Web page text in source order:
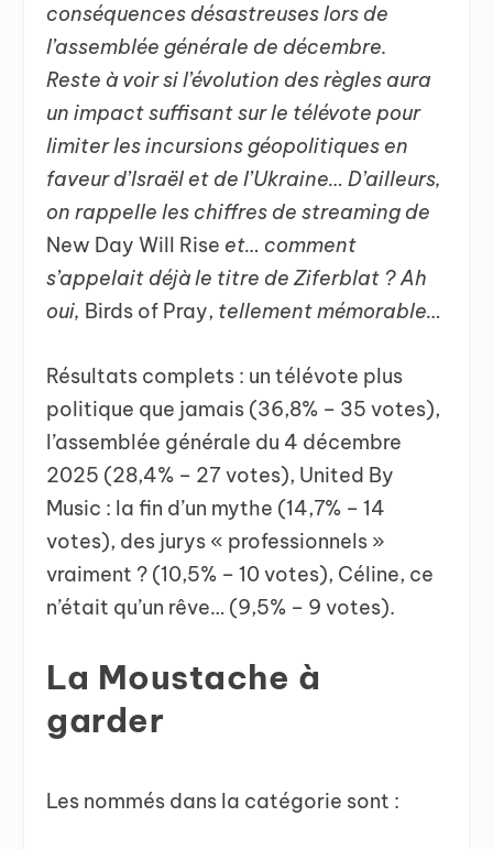
conséquences désastreuses lors de
l’assemblée générale de décembre.
Reste à voir si l’évolution des règles aura
un impact suffisant sur le télévote pour
limiter les incursions géopolitiques en
faveur d’Israël et de l’Ukraine… D’ailleurs,
on rappelle les chiffres de streaming de
New Day Will Rise et… comment
s’appelait déjà le titre de Ziferblat ? Ah
oui, Birds of Pray, tellement mémorable…
Résultats complets : un télévote plus
politique que jamais (36,8% – 35 votes),
l’assemblée générale du 4 décembre
2025 (28,4% – 27 votes), United By
Music : la fin d’un mythe (14,7% – 14
votes), des jurys « professionnels »
vraiment ? (10,5% – 10 votes), Céline, ce
n’était qu’un rêve… (9,5% – 9 votes).
La Moustache à
garder
Les nommés dans la catégorie sont :